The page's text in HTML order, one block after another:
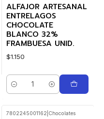
ALFAJOR ARTESANAL
ENTRELAGOS
CHOCOLATE
BLANCO 32%
FRAMBUESA UNID.
$1.150
Cantidad
7802245001162 Chocolates